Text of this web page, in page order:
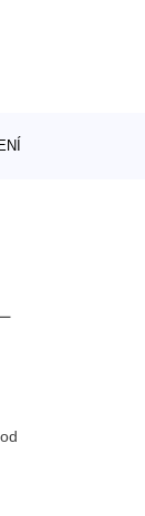
od